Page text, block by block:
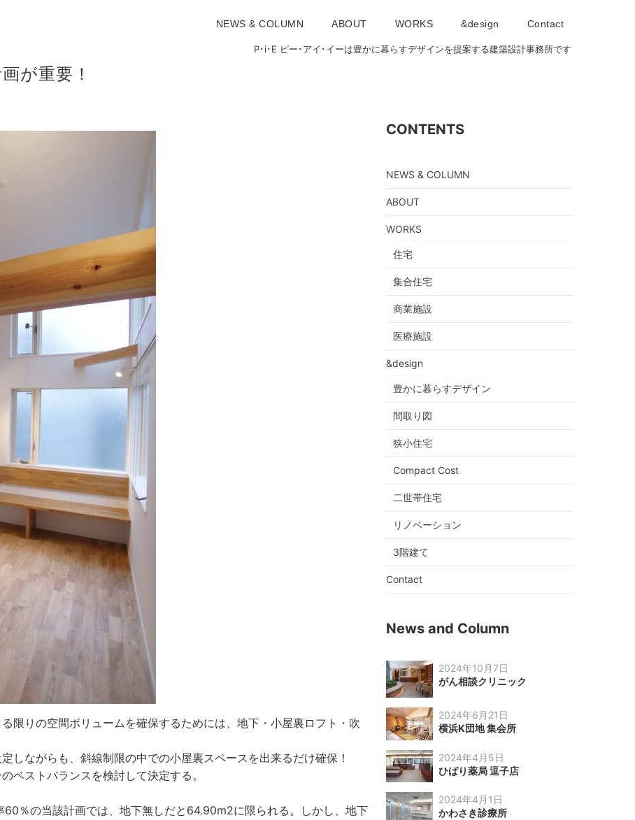
NEWS & COLUMN ABOUT WORKS &design Contact
P･i･E ピー･アイ･イーは豊かに暮らすデザインを提案する建築設計事務所です
が重要！
限りの空間ボリュームを確保するためには、地下・小屋裏ロフト・吹
しながらも、斜線制限の中での小屋裏スペースを出来るだけ確保！
ベストバランスを検討して決定する。
％の当該計画では、地下無しだと64.90m2に限られる。しかし、地下
CONTENTS
NEWS & COLUMN
ABOUT
WORKS
住宅
集合住宅
商業施設
医療施設
&design
豊かに暮らすデザイン
間取り図
狭小住宅
Compact Cost
二世帯住宅
リノベーション
3階建て
Contact
News and Column
2024年10月7日
がん相談クリニック
2024年6月21日
横浜K団地 集会所
2024年4月5日
ひばり薬局 逗子店
2024年4月1日
かわさき診療所